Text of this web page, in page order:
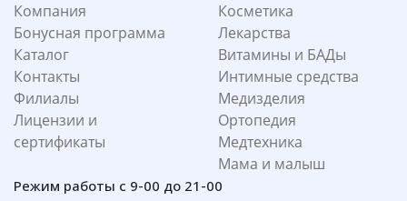
Компания
Бонусная программа
Каталог
Контакты
Филиалы
Лицензии и
сертификаты
Косметика
Лекарства
Витамины и БАДы
Интимные средства
Медизделия
Ортопедия
Медтехника
Мама и малыш
Режим работы с 9-00 до 21-00